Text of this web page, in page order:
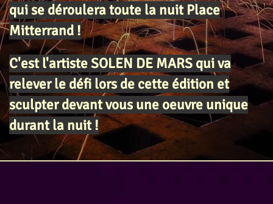
qui se déroulera toute la nuit Place
Mitterrand !
C'est l'artiste SOLEN DE MARS qui va
relever le défi lors de cette édition et
sculpter devant vous une oeuvre unique
durant la nuit !